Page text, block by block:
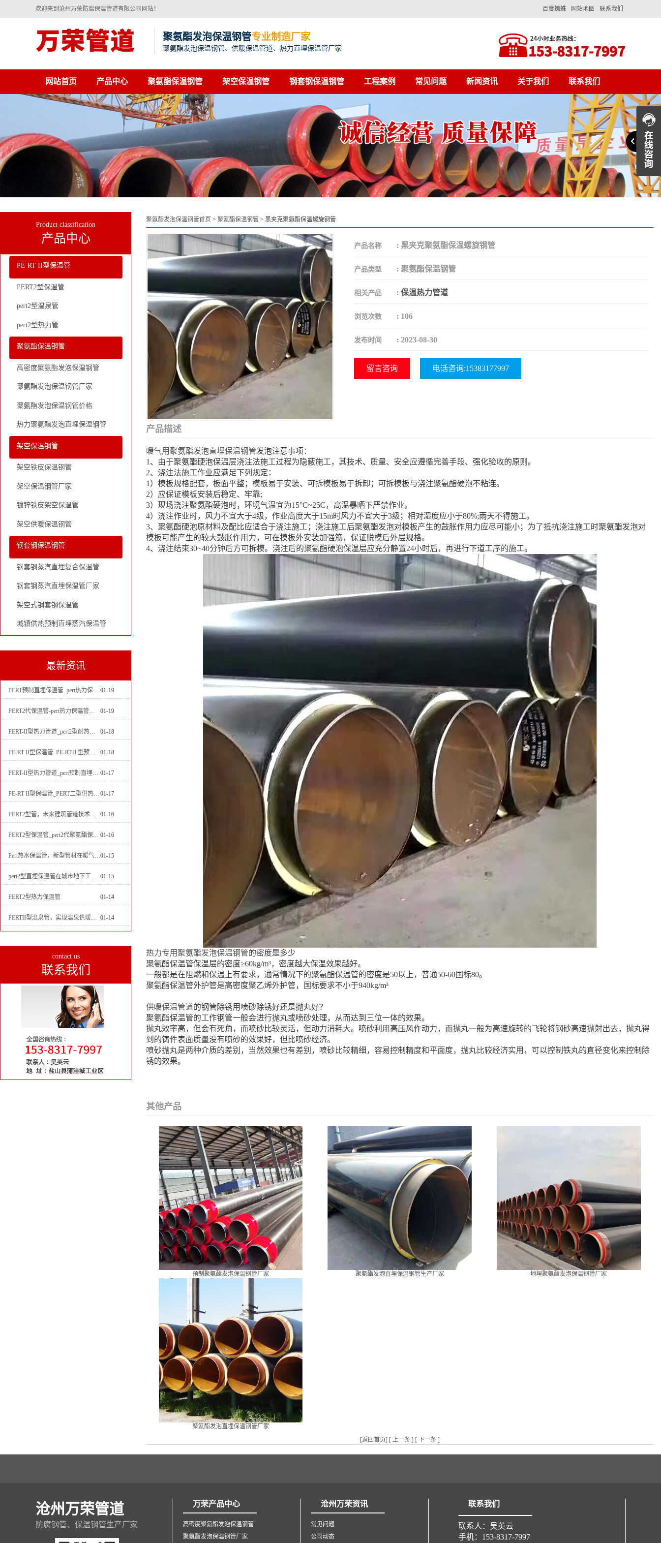
欢迎来到沧州万荣防腐保温管道有限公司网站！ 联系我们
网站地图
百度蜘蛛
聚氨酯发泡保温钢管专业制造厂家
聚氨酯发泡保温钢管、供暖保温管道、热力直埋保温管厂家
网站首页 产品中心 聚氨酯保温钢管 架空保温钢管 钢套钢保温钢管 工程案例 常见问题 新闻资讯 关于我们 联系我们
Product classification
产品中心
PE-RT II型保温管
PERT2型保温管
pert2型温泉管
pert2型热力管
聚氨酯保温钢管
高密度聚氨酯发泡保温钢管
聚氨酯发泡保温钢管厂家
聚氨酯发泡保温钢管价格
热力聚氨酯发泡直埋保温钢管
架空保温钢管
架空铁皮保温钢管
架空保温钢管厂家
镀锌铁皮架空保温管
架空供暖保温钢管
钢套钢保温钢管
钢套钢蒸汽直埋复合保温管
钢套钢蒸汽直埋保温管厂家
架空式钢套钢保温管
城镇供热预制直埋蒸汽保温管
最新资讯
PERT预制直埋保温管_pert热力保温管生产厂家 01-19
PERT2代保温管-pert热力保温管生产厂家 01-19
PERT-II型热力管道_pert2型耐热聚乙烯管_埋地pert二代保温管生产厂家 01-18
PE-RT II型保温管_PE-RTⅡ型预制直埋保温管_pert聚氨酯硬质保温管厂家 01-18
PERT-II型热力管道_pert预制直埋保温管生产厂家 01-17
PE-RT II型保温管_PERT二型供热管道_pert直埋保温管价格 01-17
PERT2型管，未来建筑管道技术的代表 01-16
PERT2型保温管_pert2代聚氨酯保温管道_排水供热pert二代保温管 01-16
Pert热水保温管，新型管材在暖气和热水系统中的应用01-15
pert2型直埋保温管在城市地下工程建设中的应用 01-15
PERT2型热力保温管 01-14
PERTII型温泉管，实现温泉供暖设备革新 01-14
contact us
联系我们
聚氨酯发泡保温钢管首页 > 聚氨酯保温钢管 > 黑夹克聚氨酯保温螺旋钢管
产品名称 : 黑夹克聚氨酯保温螺旋钢管
产品类型 : 聚氨酯保温钢管
相关产品 : 保温热力管道
浏览次数 : 106
发布时间 : 2023-08-30
留言咨询 电话咨询:15383177997
产品描述
暖气用聚氨酯发泡直埋保温钢管发泡注意事项：
1、由于聚氨酯硬泡保温层浇注法施工过程为隐蔽施工，其技术、质量、安全应遵循完善手段、强化验收的原则。
2、浇注法施工作业应满足下列规定：
1）模板规格配套，板面平整；模板易于安装、可拆模板易于拆卸；可拆模板与浇注聚氨酯硬泡不粘连。
2）应保证模板安装后稳定、牢靠;
3）现场浇注聚氨酯硬泡时，环境气温宜为15°C~25C，高温暴晒下严禁作业。
4）浇注作业时，风力不宜大于4级，作业高度大于15m时风力不宜大于3级；相对湿度应小于80%;雨天不得施工。
3、聚氨酯硬泡原材料及配比应适合于浇注施工；浇注施工后聚氨酯发泡对模板产生的鼓胀作用力应尽可能小；为了抵抗浇注施工时聚氨酯发泡对
模板可能产生的较大鼓胀作用力，可在模板外安装加强筋，保证脱模后外层规格。
4、浇注结束30~40分钟后方可拆模。浇注后的聚氨酯硬泡保温层应充分静置24小时后，再进行下道工序的施工。
热力专用聚氨酯发泡保温钢管的密度是多少
聚氨酯保温管保温层的密度≥60kg/m³，密度越大保温效果越好。
一般都是在阻燃和保温上有要求，通常情况下的聚氨酯保温管的密度是50以上，普通50-60国标80。
聚氨酯保温管外护管是高密度聚乙烯外护管，国标要求不小于940kg/m³
供暖保温管道的钢管除锈用喷砂除锈好还是抛丸好？
聚氨酯保温管的工作钢管一般会进行抛丸或喷砂处理，从而达到三位一体的效果。
抛丸效率高，但会有死角，而喷砂比较灵活，但动力消耗大。喷砂利用高压风作动力，而抛丸一般为高速旋转的飞轮将钢砂高速抛射出去，抛丸得
到的铸件表面质量没有喷砂的效果好，但比喷砂经济。
喷砂抛丸是两种介质的差别，当然效果也有差别，喷砂比较精细，容易控制精度和平面度，抛丸比较经济实用，可以控制铁丸的直径变化来控制除
锈的效果。
其他产品
预制聚氨酯发泡保温钢管厂家 聚氨酯发泡直埋保温钢管生产厂家 地埋聚氨酯发泡保温钢管厂家
聚氨酯发泡直埋保温钢管厂家
[返回首页] [ 上一条 ] [下一条 ]
沧州万荣管道
防腐钢管、保温钢管生产厂家
万荣产品中心
高密度聚氨酯发泡保温钢管
聚氨酯发泡保温钢管厂家
沧州万荣资讯
常见问题
公司动态
联系我们
联系人：吴英云
手机：153-8317-7997